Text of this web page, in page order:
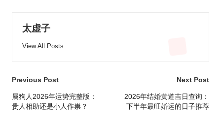
太虚子
View All Posts
Post
navigation
Previous Post
属狗人2026年运势完整版：
贵人相助还是小人作祟？
Next Post
2026年结婚黄道吉日查询：
下半年最旺婚运的日子推荐